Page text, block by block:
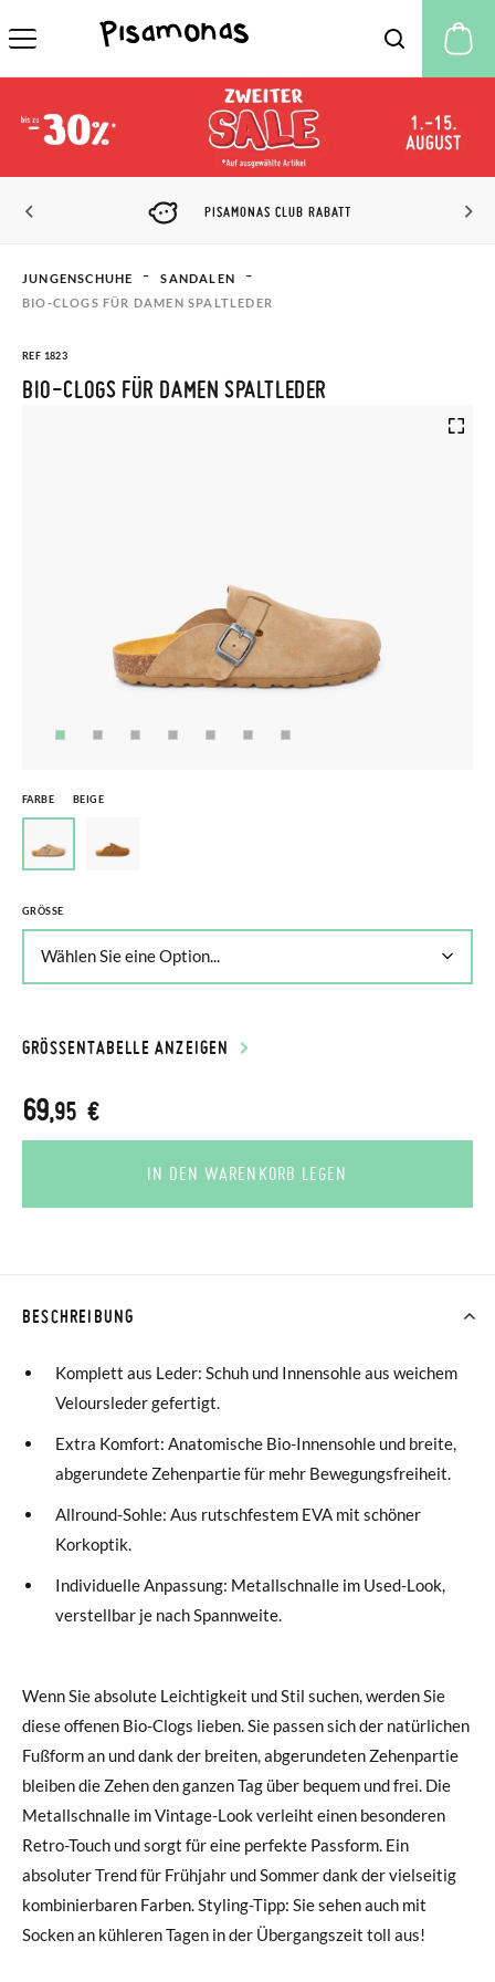
PISAMONAS CLUB RABATT
JUNGENSCHUHE
SANDALEN
BIO-CLOGS FÜR DAMEN SPALTLEDER
REF 1823
BIO-CLOGS FÜR DAMEN SPALTLEDER
FARBE BEIGE
GRÖSSE
GRÖSSENTABELLE ANZEIGEN
69,95 €
IN DEN WARENKORB LEGEN
BESCHREIBUNG
Komplett aus Leder: Schuh und Innensohle aus weichem
Veloursleder gefertigt.
Extra Komfort: Anatomische Bio-Innensohle und breite,
abgerundete Zehenpartie für mehr Bewegungsfreiheit.
Allround-Sohle: Aus rutschfestem EVA mit schöner
Korkoptik.
Individuelle Anpassung: Metallschnalle im Used-Look,
verstellbar je nach Spannweite.
Wenn Sie absolute Leichtigkeit und Stil suchen, werden Sie
diese offenen Bio-Clogs lieben. Sie passen sich der natürlichen
Fußform an und dank der breiten, abgerundeten Zehenpartie
bleiben die Zehen den ganzen Tag über bequem und frei. Die
Metallschnalle im Vintage-Look verleiht einen besonderen
Retro-Touch und sorgt für eine perfekte Passform. Ein
absoluter Trend für Frühjahr und Sommer dank der vielseitig
kombinierbaren Farben. Styling-Tipp: Sie sehen auch mit
Socken an kühleren Tagen in der Übergangszeit toll aus!